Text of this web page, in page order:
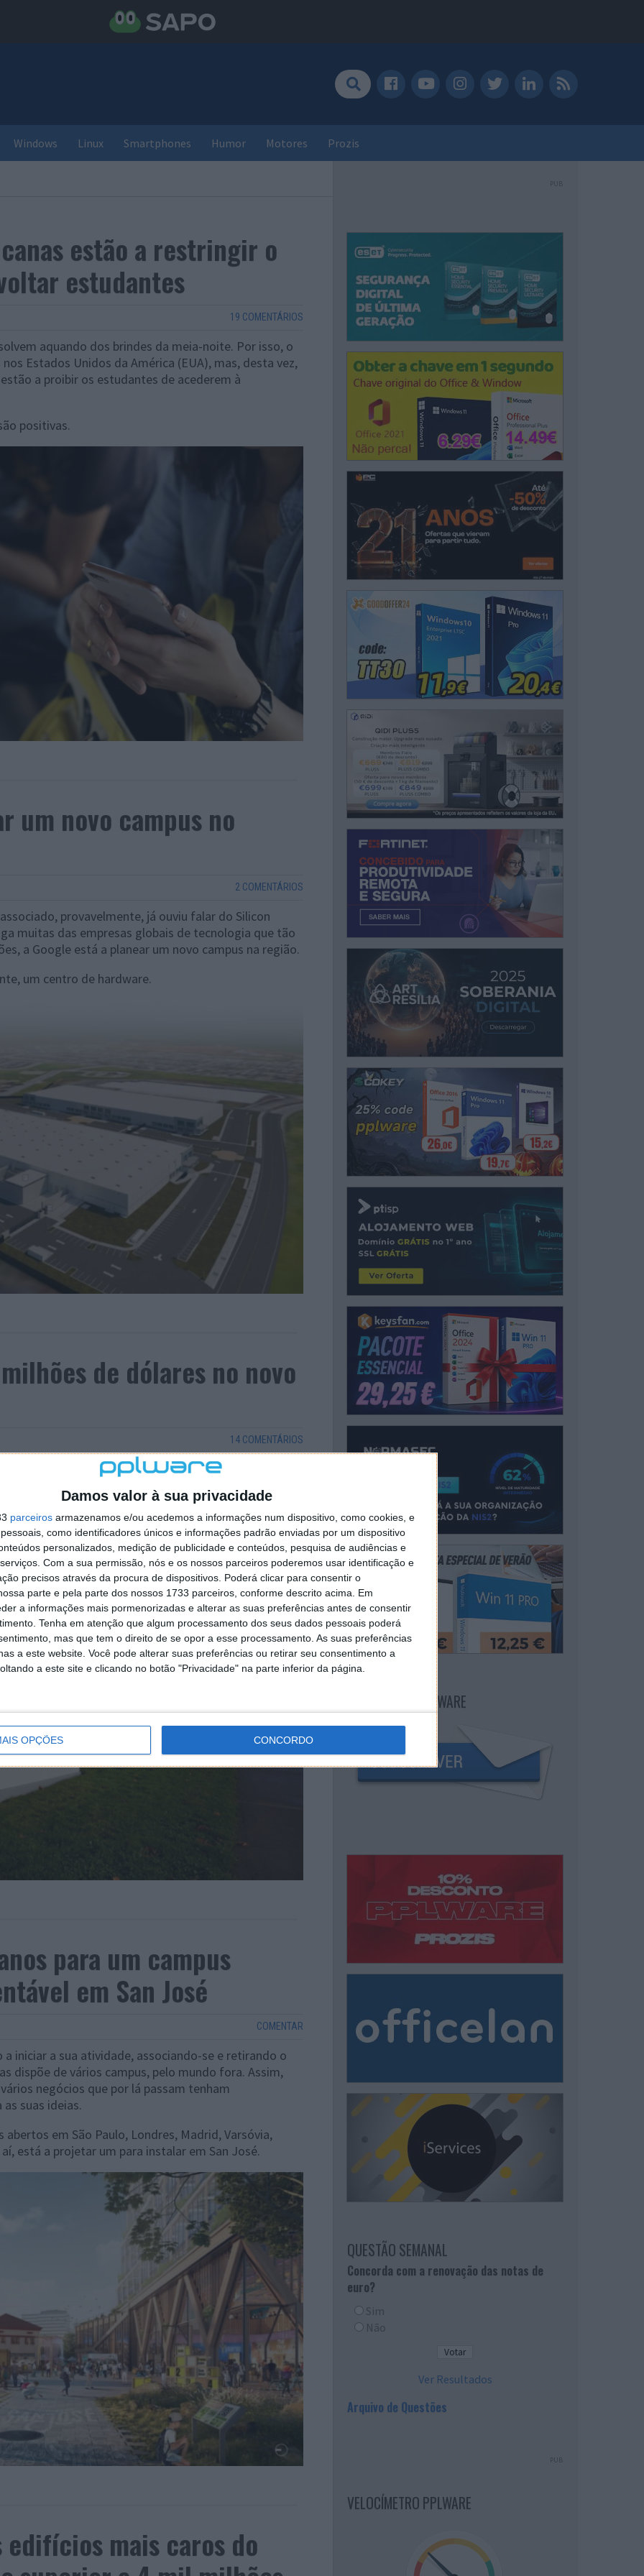
Damos valor à sua privacidade
parceiros armazenamos e/ou acedemos a informações num dispositivo, como cookies, e
como identificadores únicos e informações padrão enviadas por um dispositivo
personalizados, medição de publicidade e conteúdos, pesquisa de audiências e
Com a sua permissão, nós e os nossos parceiros poderemos usar identificação e
precisos através da procura de dispositivos. Poderá clicar para consentir o
parte e pela parte dos nossos 1733 parceiros, conforme descrito acima. Em
a informações mais pormenorizadas e alterar as suas preferências antes de consentir
Tenha em atenção que algum processamento dos seus dados pessoais poderá
mas que tem o direito de se opor a esse processamento. As suas preferências
a este website. Você pode alterar suas preferências ou retirar seu consentimento a
a este site e clicando no botão "Privacidade" na parte inferior da página.
OPÇÕES CONCORDO
Windows Linux Smartphones Humor Motores Prozis
estão a restringir o
estudantes
19 COMENTÁRIOS
aquando dos brindes da meia-noite. Por isso, o
Estados Unidos da América (EUA), mas, desta vez,
a proibir os estudantes de acederem à
positivas.
um novo campus no
2 COMENTÁRIOS
provavelmente, já ouviu falar do Silicon
muitas das empresas globais de tecnologia que tão
a Google está a planear um novo campus na região.
um centro de hardware.
de dólares no novo
14 COMENTÁRIOS
a Apple conta com uma vasta equipa
que tem planos para abrir um novo campus na
Unidos da América. Nesse novo espaço, vai
de Cupertino vai investir cerca de mil milhões de
para um campus
em San José
COMENTAR
iniciar a sua atividade, associando-se e retirando o
dispõe de vários campus, pelo mundo fora. Assim,
negócios que por lá passam tenham
suas ideias.
em São Paulo, Londres, Madrid, Varsóvia,
está a projetar um para instalar em San José.
mais caros do
PUB
NEWSLETTER PPLWARE
QUESTÃO SEMANAL
Concorda com a renovação das notas de
euro?
Sim
Não
Ver Resultados
Arquivo de Questões
PUB
VELOCÍMETRO PPLWARE